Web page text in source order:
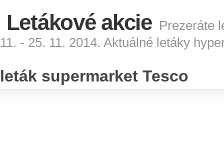
Letákové akcie Prezeráte
11. - 25. 11. 2014. Aktuálné letáky
leták supermarket Tesco